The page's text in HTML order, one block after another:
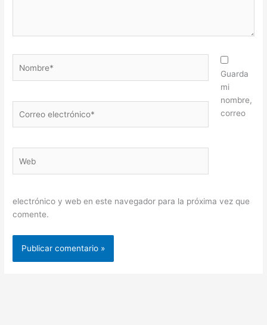
electrónico*
Guarda
mi
nombre,
correo
electrónico y web en este navegador para la próxima vez que
comente.